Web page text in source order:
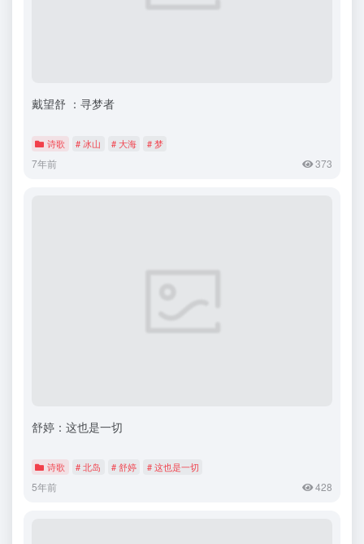
戴望舒 ：寻梦者
诗歌 # 冰山 # 大海 # 梦
7年前 373
舒婷：这也是一切
诗歌 # 北岛 # 舒婷 # 这也是一切
5年前 428